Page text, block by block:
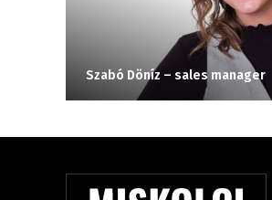
Szabó Döníz – sales manager